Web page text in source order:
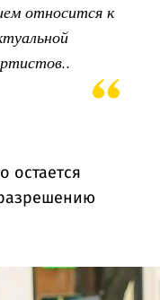
относится к
остается